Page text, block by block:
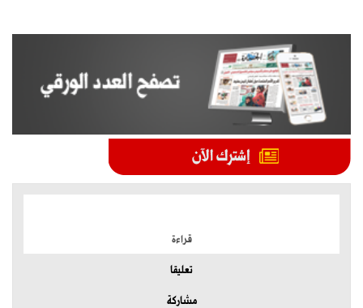
قراءة
تعليقا
مشاركة